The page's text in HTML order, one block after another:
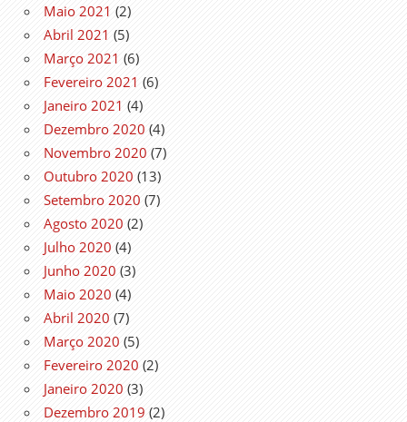
Maio 2021 (2)
Abril 2021 (5)
Março 2021 (6)
Fevereiro 2021 (6)
Janeiro 2021 (4)
Dezembro 2020 (4)
Novembro 2020 (7)
Outubro 2020 (13)
Setembro 2020 (7)
Agosto 2020 (2)
Julho 2020 (4)
Junho 2020 (3)
Maio 2020 (4)
Abril 2020 (7)
Março 2020 (5)
Fevereiro 2020 (2)
Janeiro 2020 (3)
Dezembro 2019 (2)